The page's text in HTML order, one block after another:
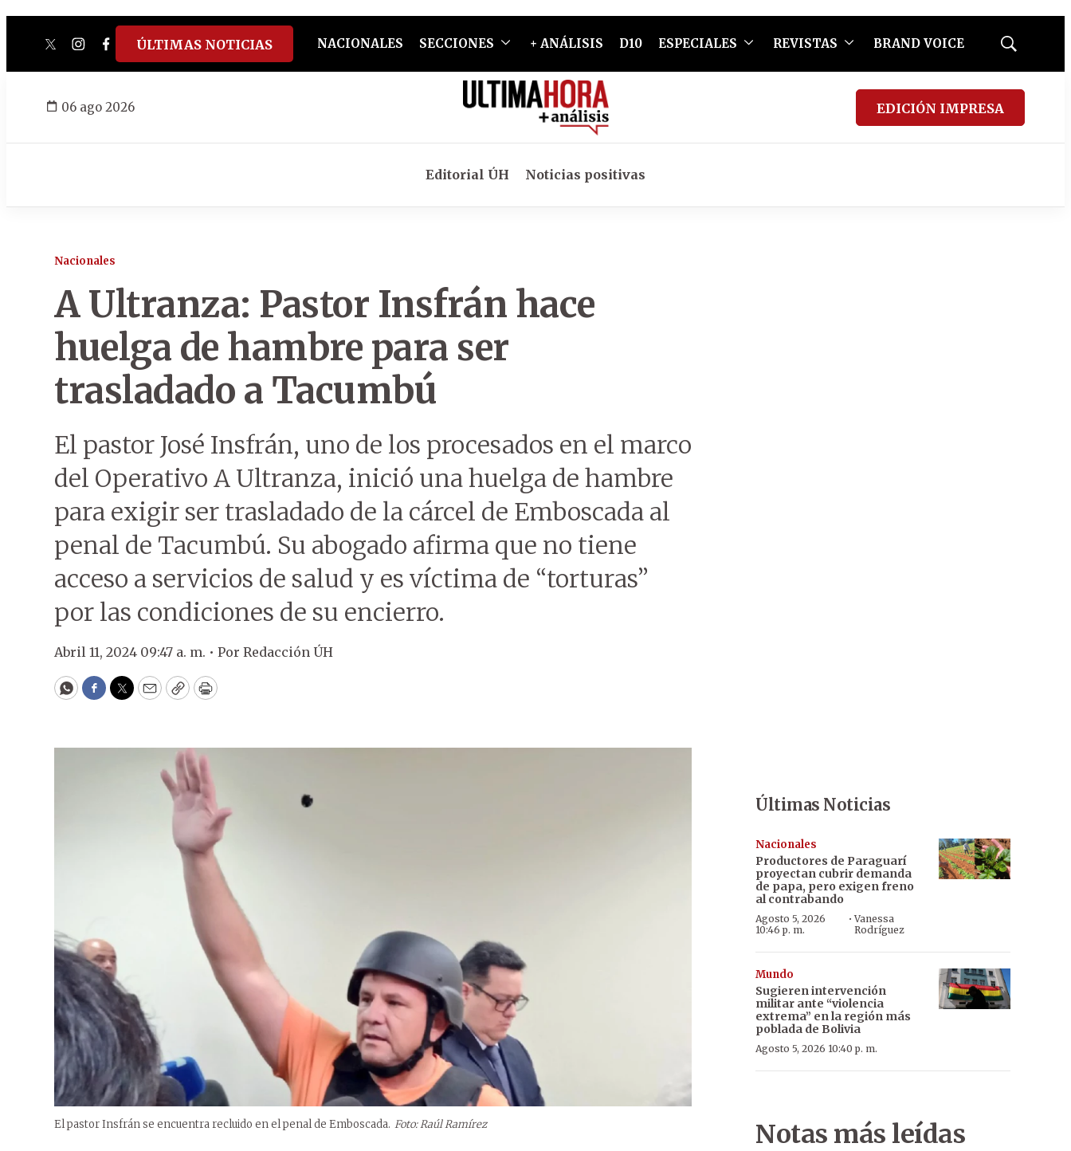
twitterinstagram
facebook
tiktokyoutube
spotify
ÚLTIMAS NOTICIAS NACIONALES SECCIONES + ANÁLISIS D10 ESPECIALES REVISTAS BRAND VOICE
Mostrar
06 ago 2026 EDICIÓN IMPRESA
Editorial ÚH Noticias positivas
Nacionales
A Ultranza: Pastor Insfrán hace
huelga de hambre para ser
trasladado a Tacumbú
El pastor José Insfrán, uno de los procesados en el marco
del Operativo A Ultranza, inició una huelga de hambre
para exigir ser trasladado de la cárcel de Emboscada al
penal de Tacumbú. Su abogado afirma que no tiene
acceso a servicios de salud y es víctima de “torturas”
por las condiciones de su encierro.
Abril 11, 2024 09:47 a. m. • Por Redacción ÚH
WhatsApp
Facebook
Twitter
EmailCopyPrint
El pastor Insfrán se encuentra recluido en el penal de Emboscada. Foto: Raúl Ramírez
Últimas Noticias
Nacionales
Productores de Paraguarí
proyectan cubrir demanda
de papa, pero exigen freno
al contrabando
Agosto 5, 2026
10:46 p. m.
·Vanessa
Rodríguez
Mundo
Sugieren intervención
militar ante “violencia
extrema” en la región más
poblada de Bolivia
Agosto 5, 2026 10:40 p. m.
Notas más leídas